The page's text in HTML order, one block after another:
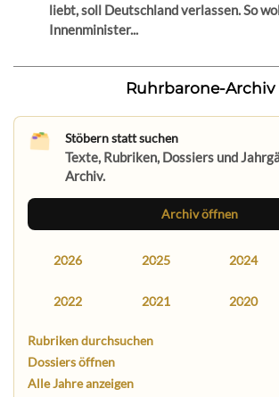
liebt, soll Deutschland verlassen. So
Innenminister...
Ruhrbarone-Archiv
Stöbern statt suchen
Texte, Rubriken, Dossiers und
Archiv.
Archiv öffnen
2026 2025 2024
2022 2021 2020
Rubriken durchsuchen
Dossiers öffnen
Alle Jahre anzeigen